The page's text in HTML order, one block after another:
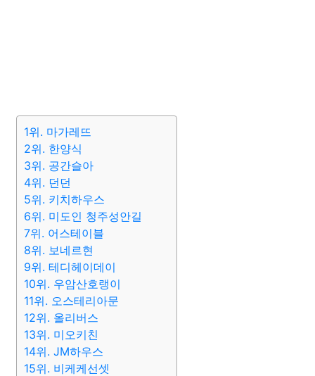
1위. 마가레뜨
2위. 한양식
3위. 공간슬아
4위. 던던
5위. 키치하우스
6위. 미도인 청주성안길
7위. 어스테이블
8위. 보네르현
9위. 테디헤이데이
10위. 우암산호랭이
11위. 오스테리아문
12위. 올리버스
13위. 미오키친
14위. JM하우스
15위. 비케케선셋